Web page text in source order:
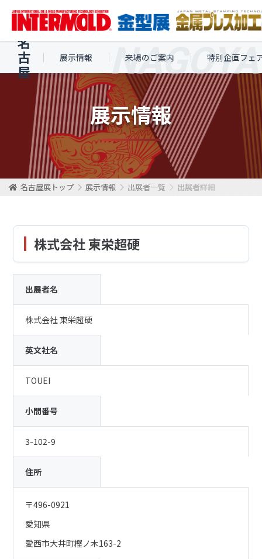
名
古
屋
展示情報 来場のご案内 特別企画フェ
展示情報
名古屋展トップ 展示情報 出展者一覧 出展者詳細
株式会社 東栄超硬
出展者名
株式会社 東栄超硬
英文社名
TOUEI
小間番号
3-102-9
住所
〒496-0921
愛知県
愛西市大井町樫ノ木163-2